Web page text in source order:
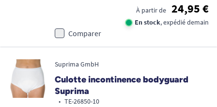
À partir de
24,95 €
En stock, expédié demain
Comparer
Suprima GmbH
Culotte incontinence bodyguard
Suprima
• TE-26850-10